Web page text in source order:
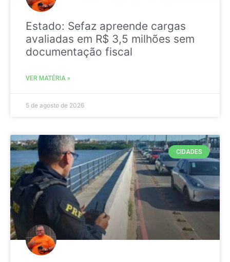
Estado: Sefaz apreende cargas
avaliadas em R$ 3,5 milhões sem
documentação fiscal
VER MATÉRIA »
5 de agosto de 2026
CIDADES